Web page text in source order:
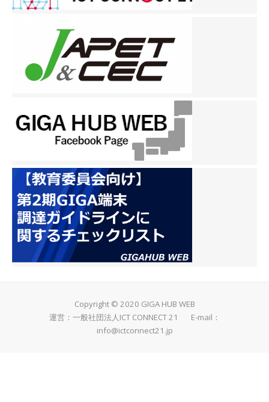
Copyright © 2020 GIGA HUB WEB
運営：一般社団法人ICT CONNECT 21 E-mail：
info@ictconnect21.jp